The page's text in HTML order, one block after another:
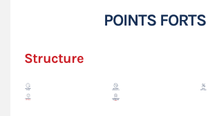
POINTS FORTS
Structure